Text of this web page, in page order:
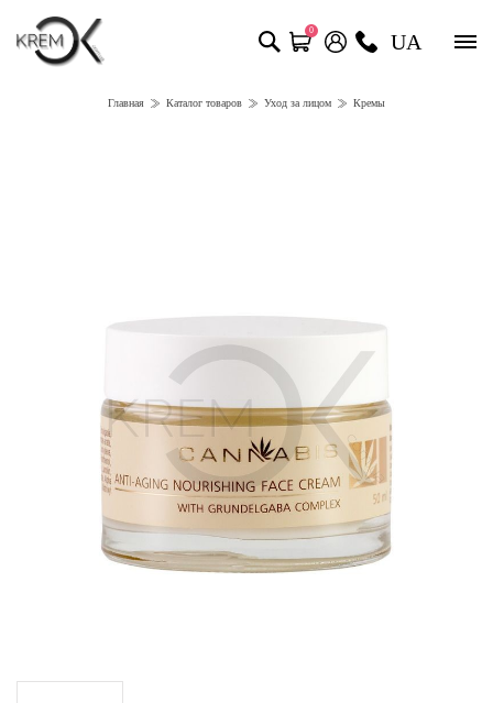
0 UA
Главная Каталог товаров Уход за лицом Кремы